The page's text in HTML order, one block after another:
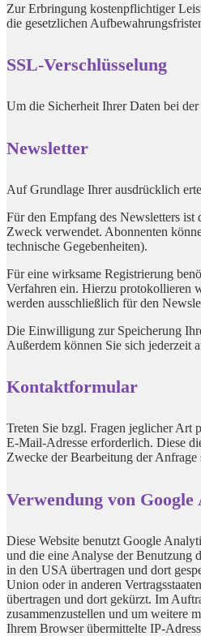
Zur Erbringung kostenpflichtiger
die gesetzlichen
SSL-Verschlüsselung
Um die Sicherheit Ihrer Daten bei
Newsletter
Auf Grundlage Ihrer ausdrücklich
Für den Empfang des Newsletters
Zweck verwendet. Abonnenten
technische Gegebenheiten).
Für eine wirksame Registrierung
Verfahren ein. Hierzu protokollieren
werden ausschließlich für den
Die Einwilligung zur Speicherung
Außerdem können Sie sich jederzeit
Kontaktformular
Treten Sie bzgl. Fragen jeglicher
E-Mail-Adresse erforderlich. Diese
Zwecke der Bearbeitung der
Verwendung von Google
Diese Website benutzt Google
und die eine Analyse der Benutzung
in den USA übertragen und dort
Union oder in anderen
übertragen und dort gekürzt. Im
zusammenzustellen und um weitere
Ihrem Browser übermittelte IP-